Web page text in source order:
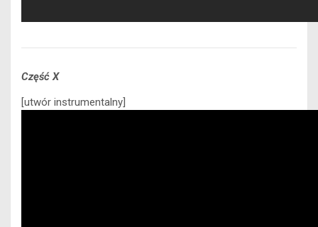
Część X
[utwór instrumentalny]